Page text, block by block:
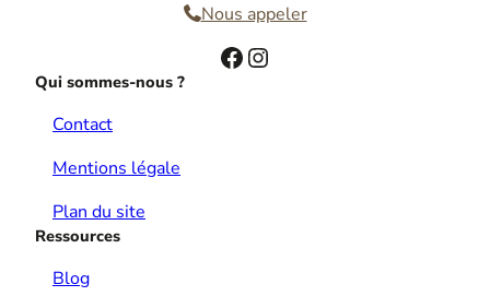
Nous appeler
Facebook Instagram
Qui sommes-nous ?
Contact
Mentions légale
Plan du site
Ressources
Blog